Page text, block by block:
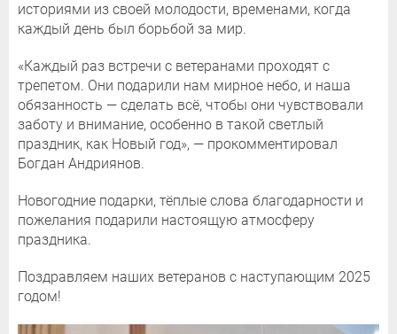
историями из своей молодости, временами, когда
каждый день был борьбой за мир.
«Каждый раз встречи с ветеранами проходят с
трепетом. Они подарили нам мирное небо, и наша
обязанность — сделать всё, чтобы они чувствовали
заботу и внимание, особенно в такой светлый
праздник, как Новый год», — прокомментировал
Богдан Андриянов.
Новогодние подарки, тёплые слова благодарности и
пожелания подарили настоящую атмосферу
праздника.
Поздравляем наших ветеранов с наступающим 2025
годом!